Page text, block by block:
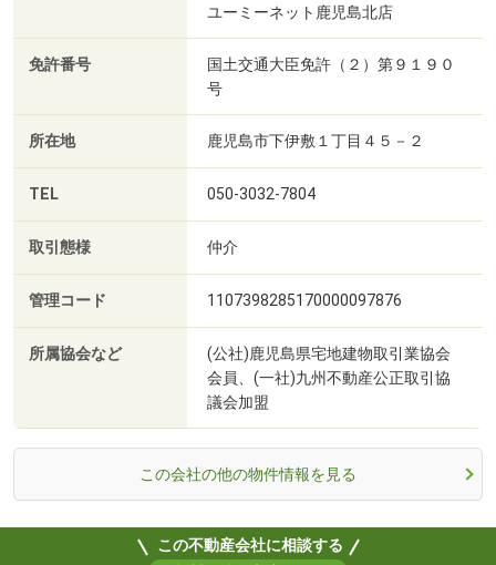
ユーミーネット鹿児島北店
免許番号
国土交通大臣免許（２）第９１９０
号
所在地 鹿児島市下伊敷１丁目４５－２
TEL 050-3032-7804
取引態様 仲介
管理コード 1107398285170000097876
所属協会など
(公社)鹿児島県宅地建物取引業協会
会員、(一社)九州不動産公正取引協
議会加盟
この会社の他の物件情報を見る
この不動産会社に相談する